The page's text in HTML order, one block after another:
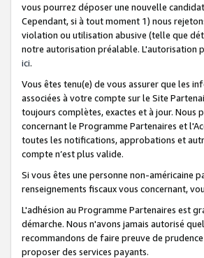
vous pourrez déposer une nouvelle
Cependant, si à tout moment 1) nous
violation ou utilisation abusive (telle que
notre autorisation préalable. L'autorisation
ici.
Vous êtes tenu(e) de vous assurer que les
associées à votre compte sur le Site
toujours complètes, exactes et à jour. Nous
concernant le Programme Partenaires et
toutes les notifications, approbations et
compte n’est plus valide.
Si vous êtes une personne non-américaine
renseignements fiscaux vous concernant,
L'adhésion au Programme Partenaires est
démarche. Nous n'avons jamais autorisé
recommandons de faire preuve de
proposer des services payants.